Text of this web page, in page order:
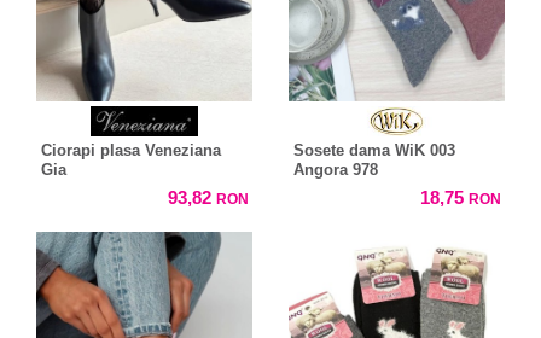
Ciorapi plasa Veneziana
Gia
93,82 RON
Sosete dama WiK 003
Angora 978
18,75 RON